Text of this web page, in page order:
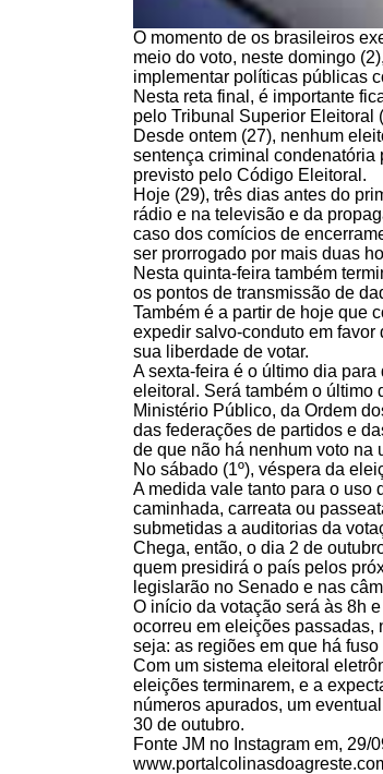
O momento de os brasileiros
meio do voto, neste domingo
implementar políticas públicas
Nesta reta final, é importante
pelo Tribunal Superior Eleitoral
Desde ontem (27), nenhum
sentença criminal condenatória
previsto pelo Código Eleitoral.
Hoje (29), três dias antes do
rádio e na televisão e da
caso dos comícios de
ser prorrogado por mais duas
Nesta quinta-feira também
os pontos de transmissão de
Também é a partir de hoje que
expedir salvo-conduto em
sua liberdade de votar.
A sexta-feira é o último dia
eleitoral. Será também o último
Ministério Público, da Ordem
das federações de partidos e
de que não há nenhum voto na
No sábado (1º), véspera da
A medida vale tanto para o uso
caminhada, carreata ou
submetidas a auditorias da
Chega, então, o dia 2 de
quem presidirá o país pelos
legislarão no Senado e nas
O início da votação será às 8h
ocorreu em eleições passadas,
seja: as regiões em que há
Com um sistema eleitoral
eleições terminarem, e a
números apurados, um
30 de outubro.
Fonte JM no Instagram em, 29/